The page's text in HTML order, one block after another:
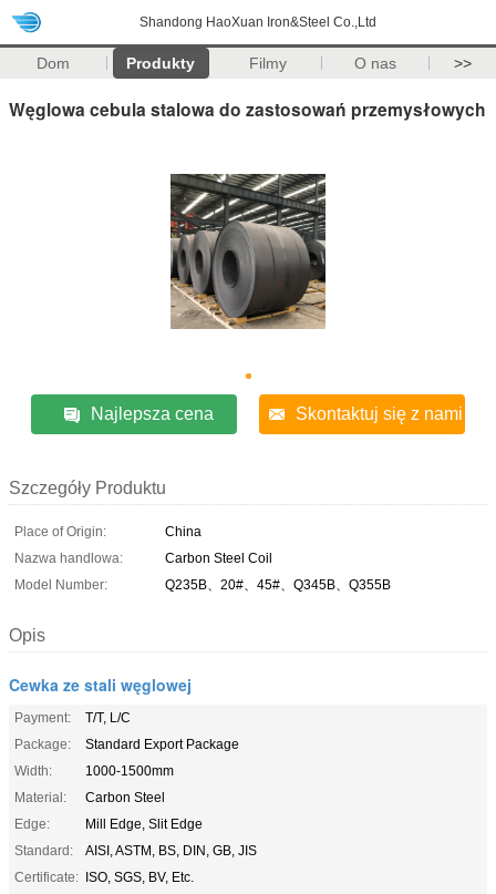
Shandong HaoXuan Iron&Steel Co.,Ltd
Dom Produkty Filmy O nas >>
Węglowa cebula stalowa do zastosowań przemysłowych
Najlepsza cena Skontaktuj się z nami
Szczegóły Produktu
Place of Origin:
China
Nazwa handlowa:
Carbon Steel Coil
Model Number:
Q235B、20#、45#、Q345B、Q355B
Opis
Cewka ze stali węglowej
Payment:
T/T, L/C
Package:
Standard Export Package
Width:
1000-1500mm
Material:
Carbon Steel
Edge:
Mill Edge, Slit Edge
Standard:
AISI, ASTM, BS, DIN, GB, JIS
Certificate: ISO, SGS, BV, Etc.